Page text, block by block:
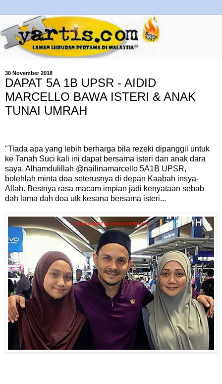
30 November 2018
DAPAT 5A 1B UPSR - AIDID
MARCELLO BAWA ISTERI & ANAK
TUNAI UMRAH
"Tiada apa yang lebih berharga bila rezeki dipanggil untuk
ke Tanah Suci kali ini dapat bersama isteri dan anak dara
saya. Alhamdulillah @nailinamarcello 5A1B UPSR,
bolehlah minta doa seterusnya di depan Kaabah insya-
Allah. Bestnya rasa macam impian jadi kenyataan sebab
dah lama dah doa utk kesana bersama isteri...